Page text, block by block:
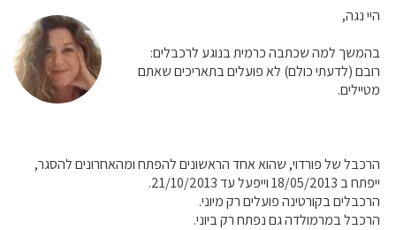
היי נגה,
בהמשך למה שכתבה כרמית בנוגע לרכבלים:
רובם (לדעתי כולם) לא פועלים בתאריכים שאתם
מטיילים.
הרכבל של פורדוי, שהוא אחד הראשונים להפתח ומהאחרונים להסגר,
ייפתח ב 18/05/2013 וייפעל עד 21/10/2013.
הרכבלים בקורטינה פועלים רק מיוני.
הרכבל במרמולדה גם נפתח רק ביוני.